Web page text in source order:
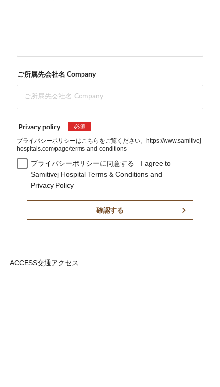
ご所属先会社名 Company
Privacy policy 必須
プライバシーポリシーはこちらをご覧ください。https://www.samitivej
hospitals.com/page/terms-and-conditions
プライバシーポリシーに同意する I agree to
Samitivej Hospital Terms & Conditions and
Privacy Policy
確認する
ACCESS交通アクセス